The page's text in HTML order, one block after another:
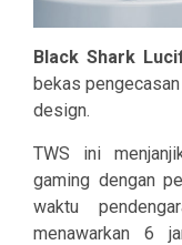
Black Shark
bekas
design.
TWS ini
gaming dengan
waktu
menawarkan 6